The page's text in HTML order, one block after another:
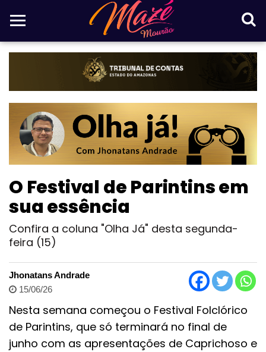
O Festival de Parintins em
sua essência
Confira a coluna "Olha Já" desta segunda-
feira (15)
Jhonatans Andrade
15/06/26
Nesta semana começou o Festival Folclórico
de Parintins, que só terminará no final de
junho com as apresentações de Caprichoso e